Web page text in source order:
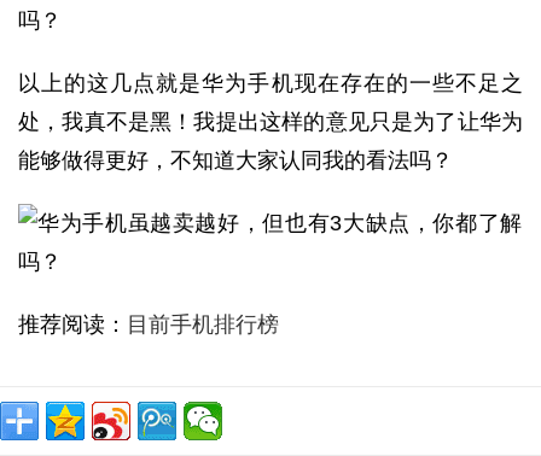
以上的这几点就是华为手机现在存在的一些不足之
处，我真不是黑！我提出这样的意见只是为了让华为
能够做得更好，不知道大家认同我的看法吗？
推荐阅读： 目前手机排行榜